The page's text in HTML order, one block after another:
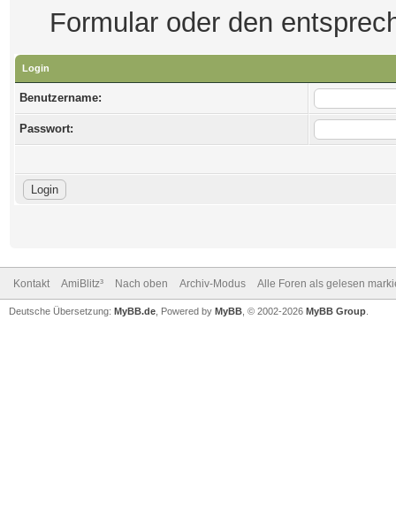
Formular oder den
Login
Benutzername:
Passwort:
Kontakt AmiBlitz³ Nach oben Archiv-Modus Alle Foren als gelesen
Deutsche Übersetzung: MyBB.de , Powered by MyBB , © 2002-2026 MyBB Group